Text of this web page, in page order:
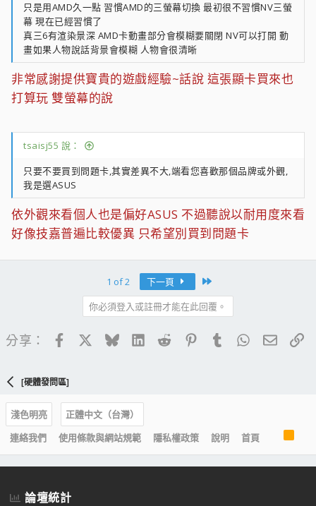
只是用AMD久一點 習慣AMD的三螢幕切換 最初很不習慣NV三螢
幕 現在已經習慣了
真三6有渲染景深 AMD卡動畫部分會模糊要關閉 NV可以打開 動
畫如果人物說話背景會模糊 人物會很清晰
非常感謝提供寶貴的遊戲經驗~話說 這張顯卡買來也
打算玩 雙螢幕的說
tsaisj55 說：
只要不要買到問題卡,其實差異不大,端看您喜歡那個品牌或外觀,
我是選ASUS
依外觀來看個人也是偏好ASUS 不過聽說以耐用度來看
好像技嘉普遍比較優異 只希望別買到問題卡
1 of 2 下一頁
你必須登入或註冊才能在此回覆。
分享： FacebookBlueskyLinkedIn
Reddit PinterestTumblrWhatsApp
電子
[硬體發問區]
淺色明亮
正體中文（台灣）
連絡我們
使用條款與網站規範 隱私權政策 說明 首頁
R
S
S
論壇統計